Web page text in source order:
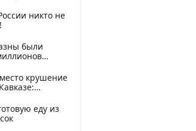
никто не
были
крушение
еду из